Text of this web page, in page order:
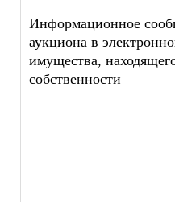
Информационное
аукциона в
имущества,
собственности